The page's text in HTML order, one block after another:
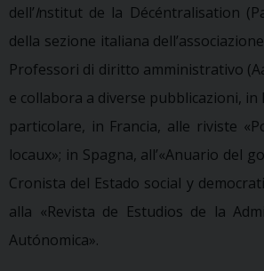
dell’Institut de la Décéntralisation
della sezione italiana
Professori di diritto amministrativo
e collabora a diverse pubblicazioni, in
particolare, in Francia, alle riviste
locaux»; in Spagna, all’«Anuario del
Cronista del Estado social y
alla «Revista de Estudios de la
Autónomica».